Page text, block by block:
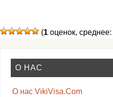
(1 оценок, среднее:
О НАС
О нас VikiVisa.Com